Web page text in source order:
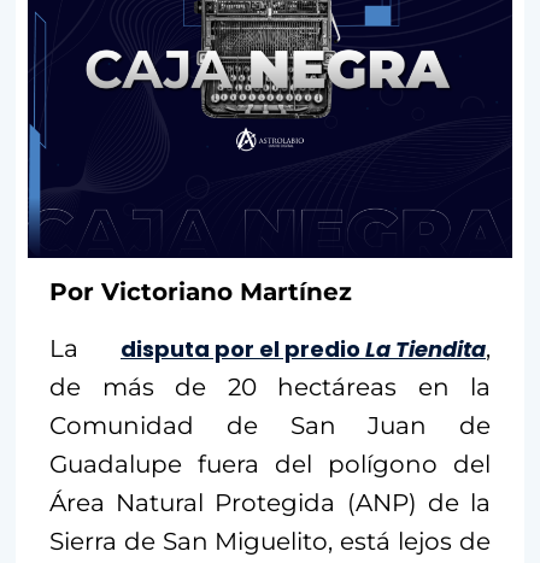
Por Victoriano Martínez
La disputa por el predio La Tiendita,
de más de 20 hectáreas en la
Comunidad de San Juan de
Guadalupe fuera del polígono del
Área Natural Protegida (ANP) de la
Sierra de San Miguelito, está lejos de